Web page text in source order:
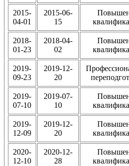
2015-
04-01
2015-06-
15
2018-
01-23
2018-04-
02
2019-
09-23
2019-12-
20
2019-
07-10
2019-07-
10
2019-
12-09
2019-12-
20
2020-
12-10
2020-12-
28